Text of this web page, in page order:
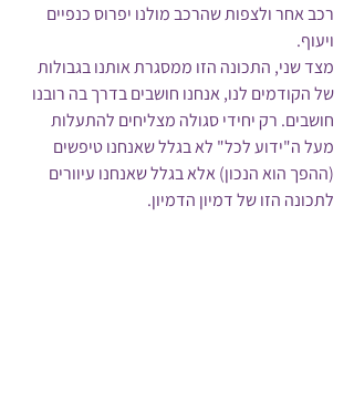
רכב אחר ולצפות שהרכב מולנו יפרוס כנפיים
ויעוף.
מצד שני, התכונה הזו ממסגרת אותנו בגבולות
של הקודמים לנו, אנחנו חושבים בדרך בה רובנו
חושבים. רק יחידי סגולה מצליחים להתעלות
מעל ה"ידוע לכל" לא בגלל שאנחנו טיפשים
(ההפך הוא הנכון) אלא בגלל שאנחנו עיוורים
לתכונה הזו של דמיון הדמיון.